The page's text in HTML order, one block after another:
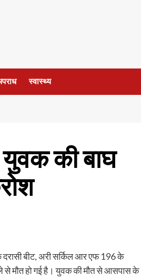
स्वास्थ्य
की बाघ
बीट, अरी सर्किल आर एफ 196 के
से मौत हो गई है। युवक की मौत से आसपास के